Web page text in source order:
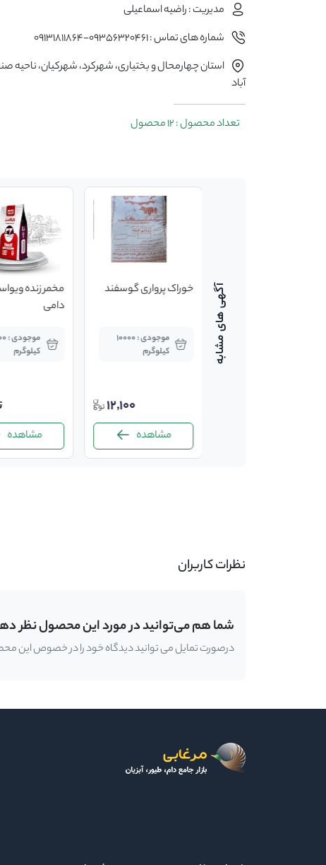
مدیریت : راضیه اسماعیلی
شماره های تماس : 09356320461-09131811864
استان چهارمحال و بختیاری، شهرکرد، شهرکیان، ناحیه
آباد
تعداد محصول : 12 محصول
خوراک پرواری گوسفند
موجودی : 10000
کیلوگرم
12,100
مشاهده
دامی
کیلوگرم
مشاهده
نظرات کاربران
شما هم می‌توانید در مورد این محصول نظر
درصورت تمایل می توانید دیدگاه خود را در خصوص این